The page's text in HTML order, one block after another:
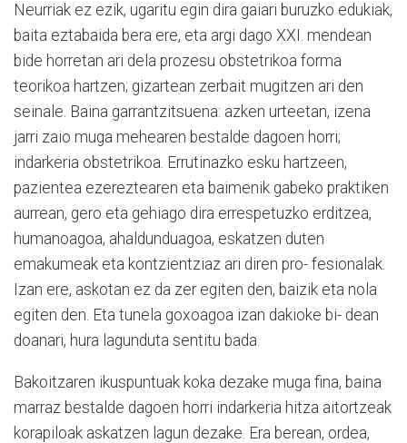
Neurriak ez ezik, ugaritu egin dira gaiari buruzko edukiak,
baita eztabaida bera ere, eta argi dago XXI. mendean
bide horretan ari dela prozesu obstetrikoa forma
teorikoa hartzen; gizartean zerbait mugitzen ari den
seinale. Baina garrantzitsuena: azken urteetan, izena
jarri zaio muga mehearen bestalde dagoen horri;
indarkeria obstetrikoa. Errutinazko esku hartzeen,
pazientea ezereztearen eta baimenik gabeko praktiken
aurrean, gero eta gehiago dira errespetuzko erditzea,
humanoagoa, ahaldunduagoa, eskatzen duten
emakumeak eta kontzientziaz ari diren pro- fesionalak.
Izan ere, askotan ez da zer egiten den, baizik eta nola
egiten den. Eta tunela goxoagoa izan dakioke bi- dean
doanari, hura lagunduta sentitu bada.
Bakoitzaren ikuspuntuak koka dezake muga fina, baina
marraz bestalde dagoen horri indarkeria hitza aitortzeak
korapiloak askatzen lagun dezake. Era berean, ordea,